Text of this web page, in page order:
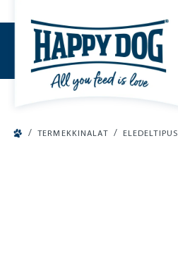
/ TERMEKKINALAT / ELEDELTIPUS